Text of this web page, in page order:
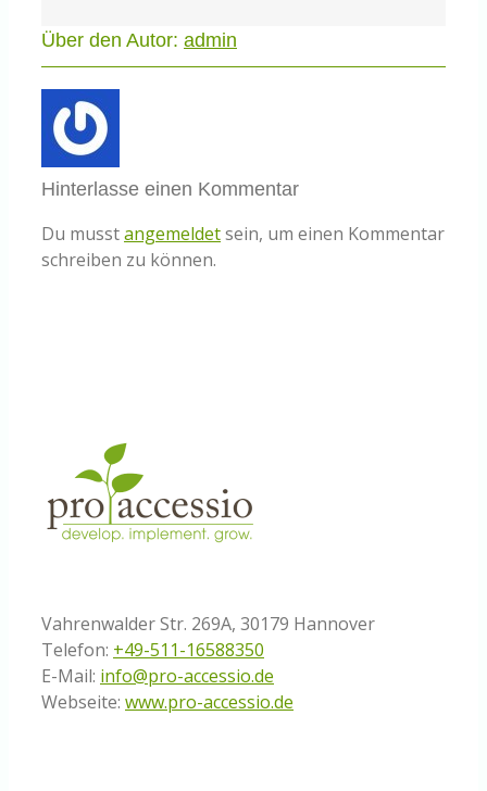
Über den Autor: admin
Hinterlasse einen Kommentar
Du musstangemeldetsein, um einen Kommentar
schreiben zu können.
Vahrenwalder Str. 269A, 30179 Hannover
Telefon: +49-511-16588350
E-Mail: info@pro-accessio.de
Webseite: www.pro-accessio.de